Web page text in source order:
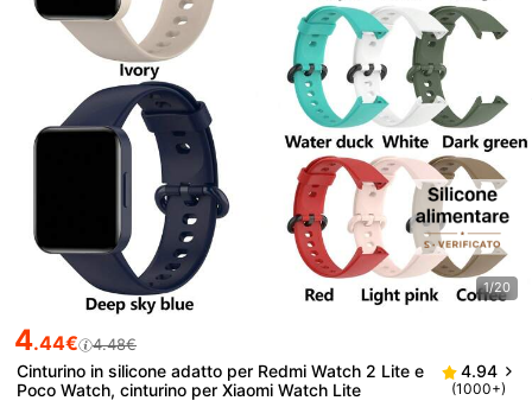
1/20
4.44€ 4.48€
Cinturino in silicone adatto per Redmi Watch 2 Lite e
Poco Watch, cinturino per Xiaomi Watch Lite
4.94
(1000+)